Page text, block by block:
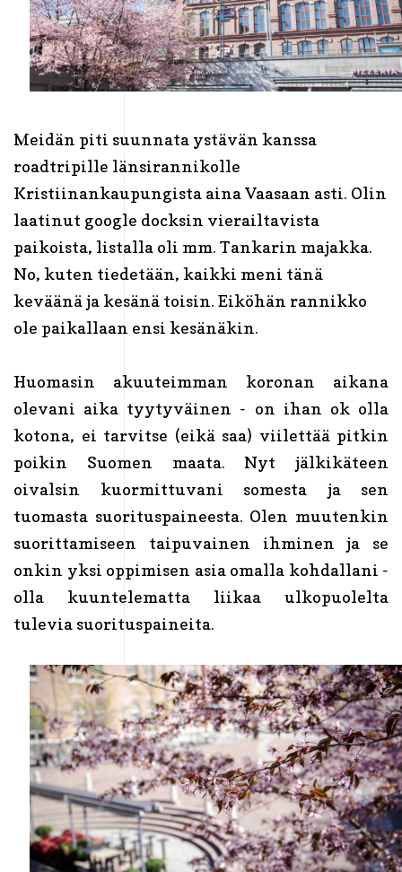
Meidän piti suunnata ystävän kanssa
roadtripille länsirannikolle
Kristiinankaupungista aina Vaasaan asti. Olin
laatinut google docksin vierailtavista
paikoista, listalla oli mm. Tankarin majakka.
No, kuten tiedetään, kaikki meni tänä
keväänä ja kesänä toisin. Eiköhän rannikko
ole paikallaan ensi kesänäkin.
Huomasin akuuteimman koronan aikana
olevani aika tyytyväinen - on ihan ok olla
kotona, ei tarvitse (eikä saa) viilettää pitkin
poikin Suomen maata. Nyt jälkikäteen
oivalsin kuormittuvani somesta ja sen
tuomasta suorituspaineesta. Olen muutenkin
suorittamiseen taipuvainen ihminen ja se
onkin yksi oppimisen asia omalla kohdallani -
olla kuuntelematta liikaa ulkopuolelta
tulevia suorituspaineita.